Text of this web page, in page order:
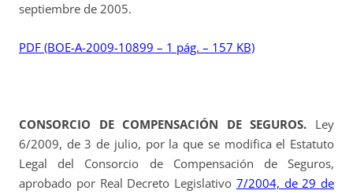
septiembre de 2005.
PDF (BOE-A-2009-10899 – 1 pág. – 157 KB)
CONSORCIO DE COMPENSACIÓN DE SEGUROS. Ley
6/2009, de 3 de julio, por la que se modifica el Estatuto
Legal del Consorcio de Compensación de Seguros,
aprobado por Real Decreto Legislativo 7/2004, de 29 de